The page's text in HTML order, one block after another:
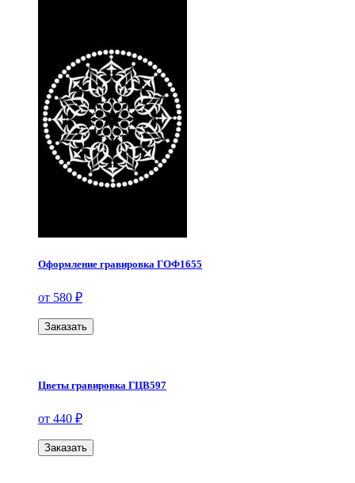
Оформление гравировка ГОФ1655
от 580 ₽
Заказать
Цветы гравировка ГЦВ597
от 440 ₽
Заказать